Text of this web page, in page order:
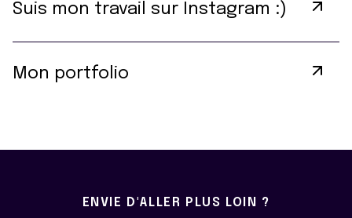
Suis mon travail sur Instagram :)
Mon portfolio
ENVIE D'ALLER PLUS LOIN ?